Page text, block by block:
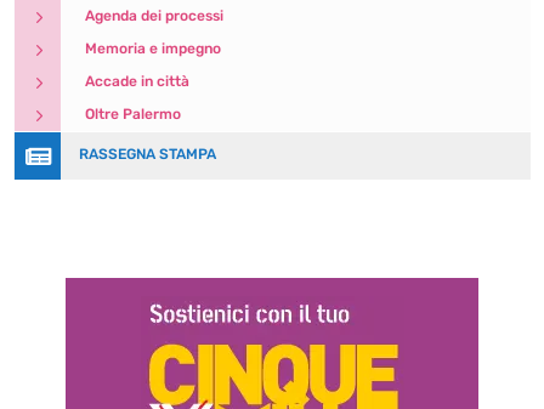
5 Agenda dei processi
5 Memoria e impegno
5 Accade in città
5 Oltre Palermo
 RASSEGNA STAMPA